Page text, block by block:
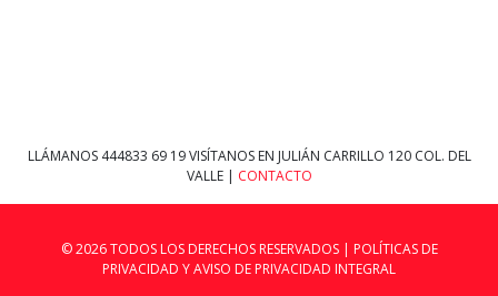
LLÁMANOS 444833 69 19VISÍTANOS EN JULIÁN CARRILLO 120 COL. DEL
VALLE | CONTACTO
© 2026 TODOS LOS DERECHOS RESERVADOS | POLÍTICAS DE
PRIVACIDAD Y AVISO DE PRIVACIDAD INTEGRAL